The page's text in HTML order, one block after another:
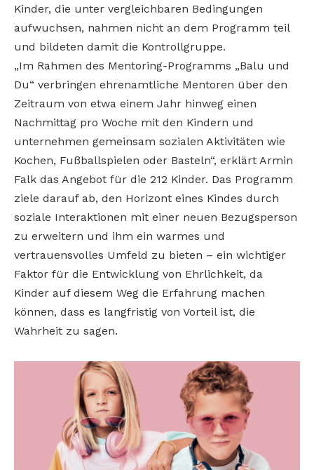
Kinder, die unter vergleichbaren Bedingungen
aufwuchsen, nahmen nicht an dem Programm teil
und bildeten damit die Kontrollgruppe.
„Im Rahmen des Mentoring-Programms „Balu und
Du“ verbringen ehrenamtliche Mentoren über den
Zeitraum von etwa einem Jahr hinweg einen
Nachmittag pro Woche mit den Kindern und
unternehmen gemeinsam sozialen Aktivitäten wie
Kochen, Fußballspielen oder Basteln“, erklärt Armin
Falk das Angebot für die 212 Kinder. Das Programm
ziele darauf ab, den Horizont eines Kindes durch
soziale Interaktionen mit einer neuen Bezugsperson
zu erweitern und ihm ein warmes und
vertrauensvolles Umfeld zu bieten – ein wichtiger
Faktor für die Entwicklung von Ehrlichkeit, da
Kinder auf diesem Weg die Erfahrung machen
können, dass es langfristig von Vorteil ist, die
Wahrheit zu sagen.